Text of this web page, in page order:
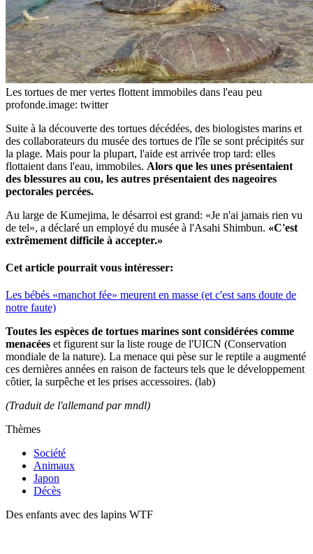
Les tortues de mer vertes flottent immobiles dans l'eau peu
profonde.image: twitter
Suite à la découverte des tortues décédées, des biologistes marins et
des collaborateurs du musée des tortues de l'île se sont précipités sur
la plage. Mais pour la plupart, l'aide est arrivée trop tard: elles
flottaient dans l'eau, immobiles. Alors que les unes présentaient
des blessures au cou, les autres présentaient des nageoires
pectorales percées.
Au large de Kumejima, le désarroi est grand: «Je n'ai jamais rien vu
de tel», a déclaré un employé du musée à l'Asahi Shimbun. «C'est
extrêmement difficile à accepter.»
Cet article pourrait vous intéresser:
Les bébés «manchot fée» meurent en masse (et c'est sans doute de
notre faute)
Toutes les espèces de tortues marines sont considérées comme
menacées et figurent sur la liste rouge de l'UICN (Conservation
mondiale de la nature). La menace qui pèse sur le reptile a augmenté
ces dernières années en raison de facteurs tels que le développement
côtier, la surpêche et les prises accessoires. (lab)
(Traduit de l'allemand par mndl)
Thèmes
Société
Animaux
Japon
Décès
Des enfants avec des lapins WTF